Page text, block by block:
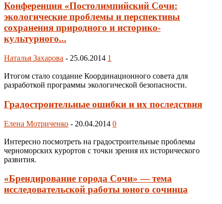
Конференция «Постолимпийский Сочи:
экологические проблемы и перспективы
сохранения природного и историко-
культурного...
Наталья Захарова - 25.06.2014 1
Итогом стало создание Координационного совета для
разработкой программы экологической безопасности.
Градостроительные ошибки и их последствия
Елена Мотриченко - 20.04.2014 0
Интересно посмотреть на градостроительные проблемы
черноморских курортов с точки зрения их исторического
развития.
«Брендирование города Сочи» — тема
исследовательской работы юного сочинца